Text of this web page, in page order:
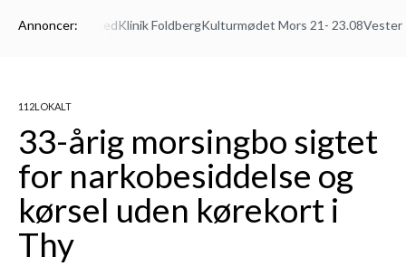
Annoncer:
Autoværksted Klinik FoldbergKulturmødet Mors 21- 23.08Vesters
112LOKALT
33-årig morsingbo sigtet
for narkobesiddelse og
kørsel uden kørekort i
Thy